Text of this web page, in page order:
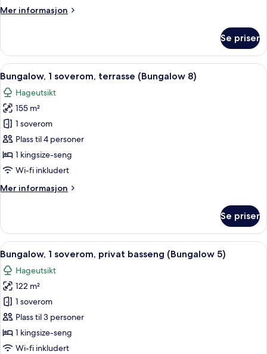
22)
Mer informasjon
Mer
1
soverom,
terrasse
(Bungalow
22)
Se priser
Åpne
alle
bildene
av
Bungalow,
1
soverom,
terrasse
8)
Bungalow, 1 soverom, terrasse
12
Bungalow, 1 soverom, terrasse (Bungalow 8)
Hageutsikt
155 m²
1 soverom
Plass til 4 personer
1 kingsize-seng
Wi-fi inkludert
Mer informasjon
Mer
1
soverom,
terrasse
(Bungalow
8)
Se priser
Åpne
alle
bildene
av
Bungalow,
1
soverom,
privat
Bungalow, 1 soverom, privat
14
Bungalow, 1 soverom, privat basseng (Bungalow 5)
Hageutsikt
122 m²
1 soverom
Plass til 3 personer
1 kingsize-seng
Wi-fi inkludert